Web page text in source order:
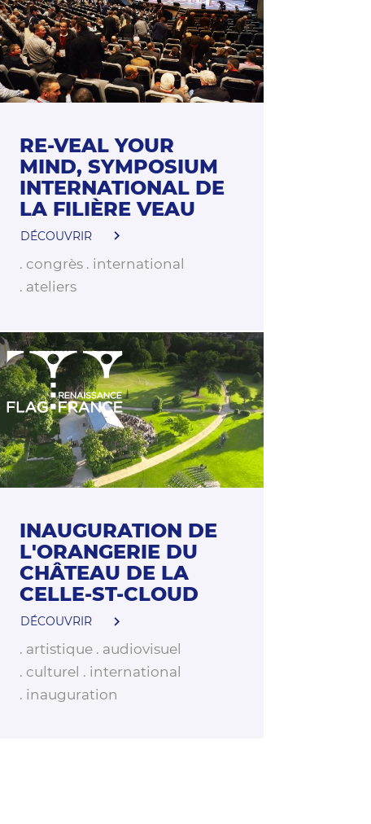
RE-VEAL YOUR
MIND, SYMPOSIUM
INTERNATIONAL DE
LA FILIÈRE VEAU
DÉCOUVRIR
congrès
international
ateliers
INAUGURATION DE
L'ORANGERIE DU
CHÂTEAU DE LA
CELLE-ST-CLOUD
DÉCOUVRIR
artistique
audiovisuel
culturel
international
inauguration